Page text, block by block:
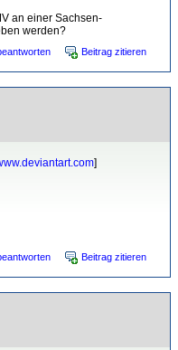
an einer Sachsen-
werden?
Beitrag zitieren
]
Beitrag zitieren